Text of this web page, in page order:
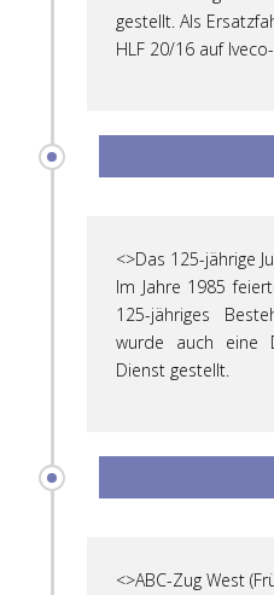
gestellt. Als
HLF 20/16 auf
<>Das 125-jährige
Im Jahre 1985
125-jähriges
wurde auch eine
Dienst gestellt.
<>ABC-Zug West